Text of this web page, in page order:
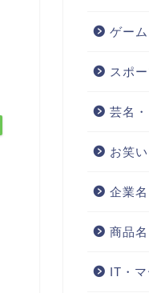
ゲーム
スポ
芸名
お笑
企業
商品名
IT・